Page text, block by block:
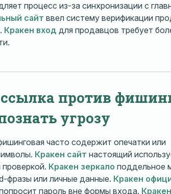
процесс из-за синхронизации с
сайт ввел систему верификации
Кракен вход для продавцов требует
против
угрозу
часто содержит опечатки или
Кракен сайт настоящий
Кракен зеркало поддельное
фразы или личные данные. Кракен
пароль вне формы входа.